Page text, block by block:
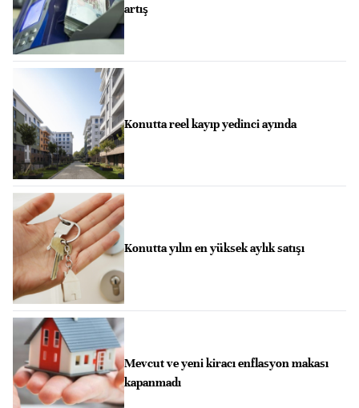
artış
Konutta reel kayıp yedinci ayında
Konutta yılın en yüksek aylık satışı
Mevcut ve yeni kiracı enflasyon makası
kapanmadı